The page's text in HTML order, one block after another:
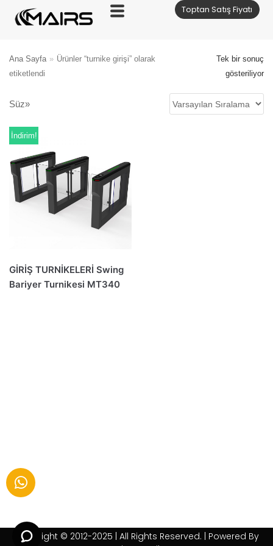
İçeriğe
geç
Toptan Satış Fiyatı
Ana Sayfa » Ürünler “turnike girişi” olarak
etiketlendi
Tek bir sonuç
gösteriliyor
Süz»
İndirim!
GİRİŞ TURNİKELERİ Swing
Bariyer Turnikesi MT340
Copyright © 2012-2025 | All Rights Reserved. | Powered By